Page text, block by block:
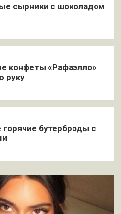
сырники с шоколадом
конфеты «Рафаэлло»
руку
бутерброды с